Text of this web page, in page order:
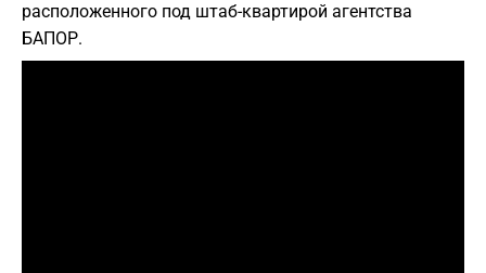
расположенного под штаб-квартирой агентства
БАПОР.